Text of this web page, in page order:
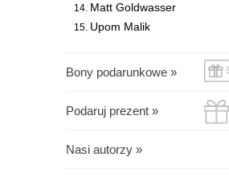
Matt Goldwasser
Upom Malik
Bony podarunkowe »
Podaruj prezent »
Nasi autorzy »